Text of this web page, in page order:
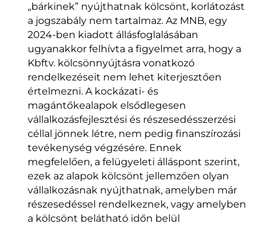
„bárkinek” nyújthatnak kölcsönt, korlátozást
a jogszabály nem tartalmaz. Az MNB, egy
2024-ben kiadott állásfoglalásában
ugyanakkor felhívta a figyelmet arra, hogy a
Kbftv. kölcsönnyújtásra vonatkozó
rendelkezéseit nem lehet kiterjesztően
értelmezni. A kockázati- és
magántőkealapok elsődlegesen
vállalkozásfejlesztési és részesedésszerzési
céllal jönnek létre, nem pedig finanszírozási
tevékenység végzésére. Ennek
megfelelően, a felügyeleti álláspont szerint,
ezek az alapok kölcsönt jellemzően olyan
vállalkozásnak nyújthatnak, amelyben már
részesedéssel rendelkeznek, vagy amelyben
a kölcsönt belátható időn belül